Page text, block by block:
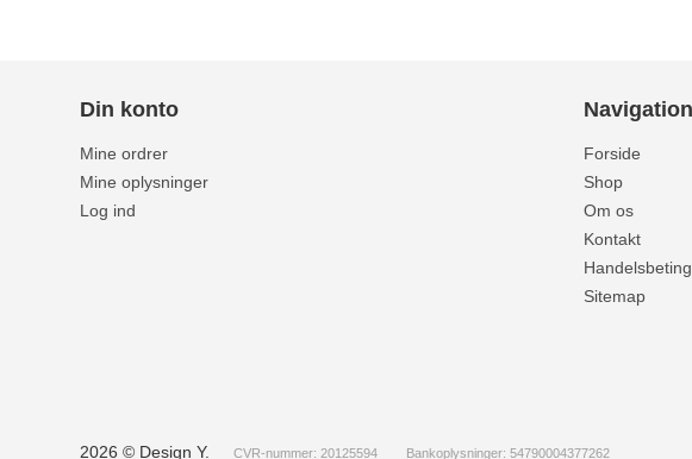
Din konto
Mine ordrer
Mine oplysninger
Log ind
Navigation
Forside
Shop
Om os
Kontakt
Sitemap
2026 © Design Y. CVR-nummer: 20125594 Bankoplysninger: 54790004377262